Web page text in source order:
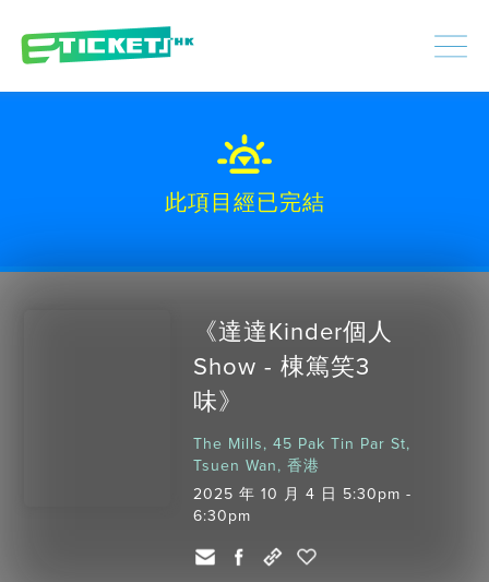
此項目經已完結
《達達Kinder個人
Show - 棟篤笑3
味》
The Mills, 45 Pak Tin Par St,
Tsuen Wan, 香港
2025 年 10 月 4 日 5:30pm -
6:30pm